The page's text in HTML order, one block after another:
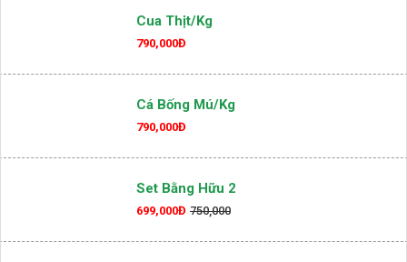
Cua Thịt/kg
790,000Đ
Cá Bống Mú/kg
790,000Đ
Set Bằng Hữu 2
699,000Đ 750,000